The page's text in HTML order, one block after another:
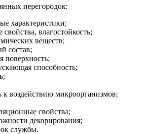
перегородок:
характеристики;
влагостойкость;
веществ;
состав;
поверхность;
способность;
к воздействию микроорганизмов;
свойства;
декорирования;
службы.